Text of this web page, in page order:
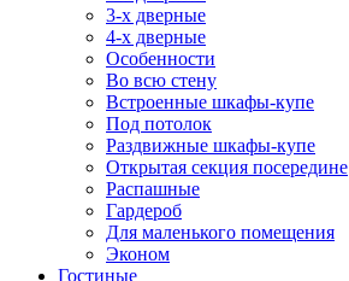
3-х дверные
4-х дверные
Особенности
Во всю стену
Встроенные шкафы-купе
Под потолок
Раздвижные шкафы-купе
Открытая секция посередине
Распашные
Гардероб
Для маленького помещения
Эконом
Гостиные